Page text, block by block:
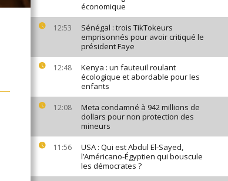
économique
12:53
Sénégal : trois TikTokeurs
emprisonnés pour avoir critiqué le
président Faye
12:48
Kenya : un fauteuil roulant
écologique et abordable pour les
enfants
12:08
Meta condamné à 942 millions de
dollars pour non protection des
mineurs
11:56
USA : Qui est Abdul El-Sayed,
l’Américano-Égyptien qui bouscule
les démocrates ?